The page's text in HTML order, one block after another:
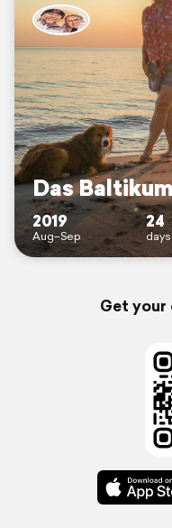
Das
2019
Aug–Sep
24
days
Get